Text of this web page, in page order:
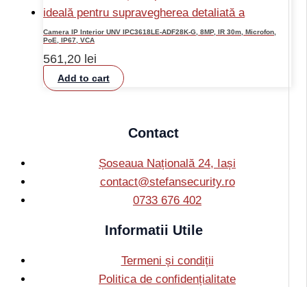
Camera IP Interior UNV IPC3618LE-ADF28K-G, 8MP, IR 30m, Microfon,
PoE, IP67, VCA
561,20 lei
Add to cart
Contact
Șoseaua Națională 24, Iași
contact@stefansecurity.ro
0733 676 402
Informatii Utile
Termeni și condiții
Politica de confidențialitate